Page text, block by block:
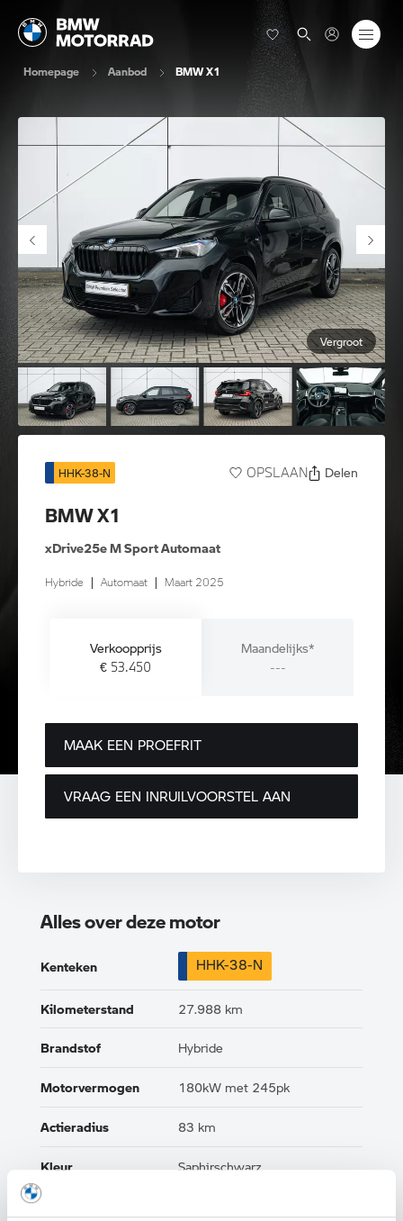
Homepage Aanbod BMW X1
Vergroot
HHK-38-N OPSLAAN Delen
BMW X1
xDrive25e M Sport Automaat
Hybride | Automaat | Maart 2025
Verkoopprijs
€ 53.450
Maandelijks*
---
MAAK EEN PROEFRIT
VRAAG EEN INRUILVOORSTEL AAN
Alles over deze motor
Kenteken HHK-38-N
Kilometerstand 27.988 km
Brandstof Hybride
Motorvermogen 180kW met 245pk
Actieradius 83 km
Kleur Saphirschwarz